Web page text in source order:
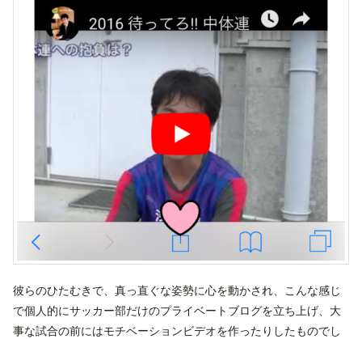
彼らのひたむきで、真っ直ぐな姿勢に心を動かされ、こんな感じ
で個人的にサッカー部だけのプライベートブログを立ち上げ、大
事な試合の前にはモチベーションビデオを作ったりしたものでし